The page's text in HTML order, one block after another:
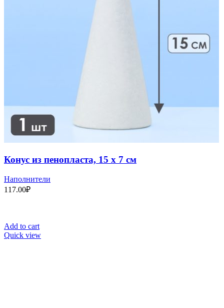
Конус из пенопласта, 15 х 7 см
Наполнители
117.00₽
Add to cart
Quick view